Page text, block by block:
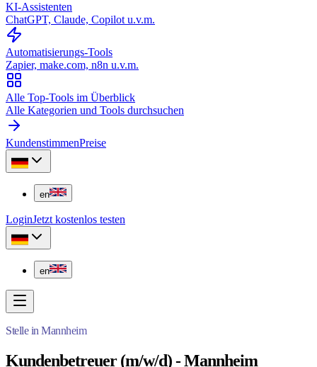
KI-Assistenten
ChatGPT, Claude, Copilot u.v.m.
Automatisierungs-Tools
Zapier, make.com, n8n u.v.m.
Alle Top-Tools im Überblick
Alle Kategorien und Tools durchsuchen
KundenstimmenPreise
en
LoginJetzt kostenlos testen
en
Stelle in Mannheim
Kundenbetreuer (m/w/d) - Mannheim